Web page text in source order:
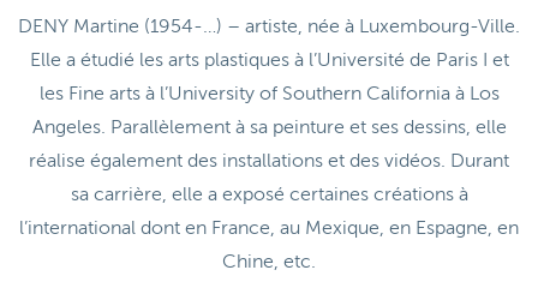
DENY Martine (1954-…) – artiste, née à Luxembourg-Ville.
Elle a étudié les arts plastiques à l’Université de Paris I et
les Fine arts à l’University of Southern California à Los
Angeles. Parallèlement à sa peinture et ses dessins, elle
réalise également des installations et des vidéos. Durant
sa carrière, elle a exposé certaines créations à
l’international dont en France, au Mexique, en Espagne, en
Chine, etc.